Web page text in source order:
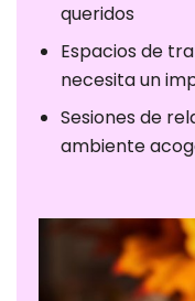
queridos
Espacios de
necesita un
Sesiones de
ambiente